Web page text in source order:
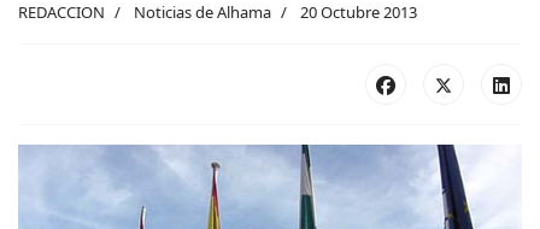
REDACCION Noticias de Alhama 20 Octubre 2013